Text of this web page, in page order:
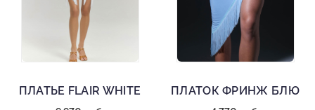
ПЛАТЬЕ FLAIR WHITE ПЛАТОК ФРИНЖ БЛЮ